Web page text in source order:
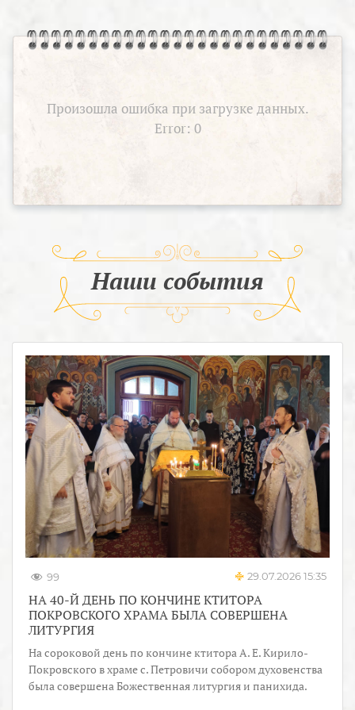
Произошла ошибка при загрузке данных.
Error: 0
Наши события
99 29.07.2026 15:35
НА 40-Й ДЕНЬ ПО КОНЧИНЕ КТИТОРА
ПОКРОВСКОГО ХРАМА БЫЛА СОВЕРШЕНА
ЛИТУРГИЯ
На сороковой день по кончине ктитора А. Е. Кирило-
Покровского в храме с. Петровичи собором духовенства
была совершена Божественная литургия и панихида.